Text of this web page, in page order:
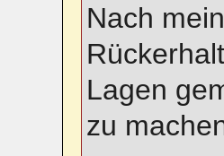
Nach
Lagen
zu